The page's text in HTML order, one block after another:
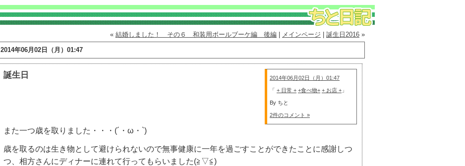
« 結婚しました！ その６ 和装用ボールブーケ編 後編 メインページ 誕生日2016 »
2014年06月02日（月）01:47
2014年06月02日（月）01:47
「 + 日常 + +食べ物+ + お店 + 」
By ちと
2件のコメント »
誕生日
また一つ歳を取りました・・・(´・ω・`)
歳を取るのは生き物として避けられないので無事健康に一年を過ごすことができたことに感謝しつ
つ、相方さんにディナーに連れて行ってもらいました(≧▽≦)